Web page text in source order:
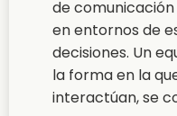
de
en entornos de
decisiones. Un
la forma en la
interactúan, se